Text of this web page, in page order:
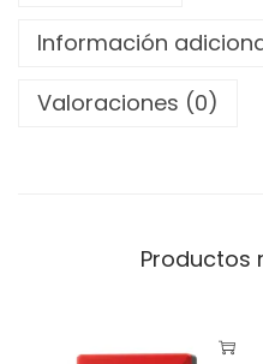
Información
Valoraciones (0)
Productos